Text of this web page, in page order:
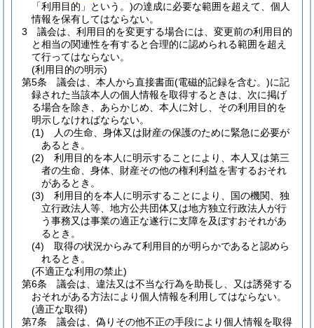
「利用目的」という。)の達成に必要な範囲を超えて、個人
情報を保有してはならない。
3
議会は、利用目的を変更する場合には、変更前の利用目的
と相当の関連性を有すると合理的に認められる範囲を超え
て行ってはならない。
(利用目的の明示)
第5条
議会は、本人から直接書面(電磁的記録を含む。)に記
録された当該本人の個人情報を取得するときは、次に掲げ
る場合を除き、あらかじめ、本人に対し、その利用目的を
明示しなければならない。
(1)
人の生命、身体又は財産の保護のために緊急に必要が
あるとき。
(2)
利用目的を本人に明示することにより、本人又は第三
者の生命、身体、財産その他の権利利益を害するおそれ
があるとき。
(3)
利用目的を本人に明示することにより、国の機関、独
立行政法人等、地方公共団体又は地方独立行政法人が行
う事務又は事業の適正な遂行に支障を及ぼすおそれがあ
るとき。
(4)
取得の状況からみて利用目的が明らかであると認めら
れるとき。
(不適正な利用の禁止)
第6条
議会は、違法又は不当な行為を助長し、又は誘発する
おそれがある方法により個人情報を利用してはならない。
(適正な取得)
第7条
議会は、偽りその他不正の手段により個人情報を取得